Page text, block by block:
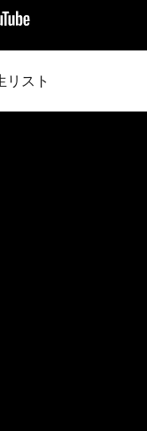
リスト